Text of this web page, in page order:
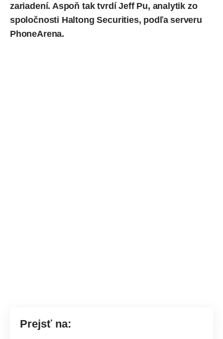
zariadení. Aspoň tak tvrdí Jeff Pu, analytik zo
spoločnosti Haltong Securities, podľaserveru
PhoneArena.
Prejsť na: